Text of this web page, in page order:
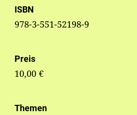
ISBN
978-3-551-52198-9
Preis
10,00 €
Themen